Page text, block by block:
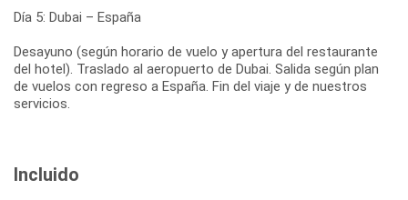
Día 5: Dubai – España
Desayuno (según horario de vuelo y apertura del restaurante
del hotel). Traslado al aeropuerto de Dubai. Salida según plan
de vuelos con regreso a España. Fin del viaje y de nuestros
servicios.
Incluido